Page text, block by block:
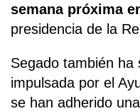
semana próxima
presidencia de la
Segado también ha
impulsada por el
se han adherido